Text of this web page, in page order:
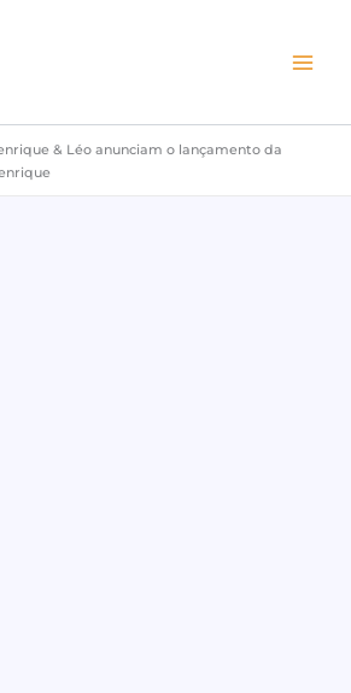
& Léo anunciam o lançamento da